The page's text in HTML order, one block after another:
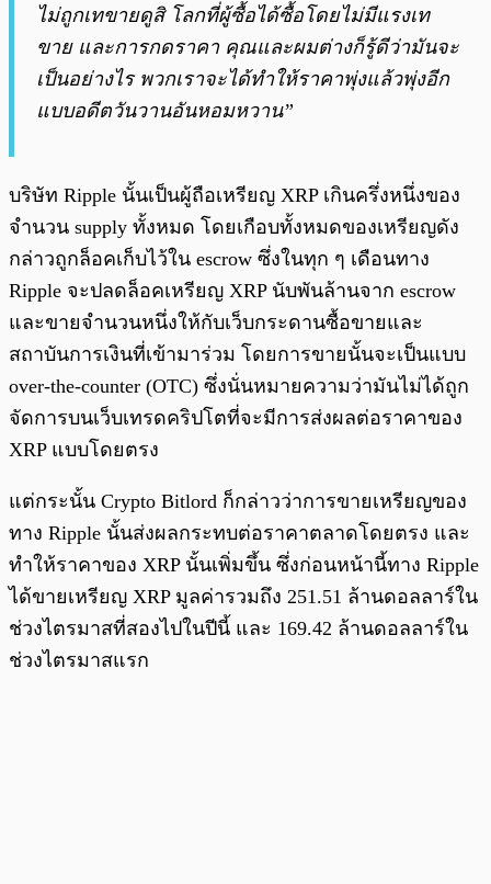
ไม่ถูกเทขายดูสิ โลกที่ผู้ซื้อได้ซื้อโดยไม่มีแรงเท
ขาย และการกดราคา คุณและผมต่างก็รู้ดีว่ามันจะ
เป็นอย่างไร พวกเราจะได้ทำให้ราคาพุ่งแล้วพุ่งอีก
แบบอดีตวันวานอันหอมหวาน”
บริษัท Ripple นั้นเป็นผู้ถือเหรียญ XRP เกินครึ่งหนึ่งของ
จำนวน supply ทั้งหมด โดยเกือบทั้งหมดของเหรียญดัง
กล่าวถูกล็อคเก็บไว้ใน escrow ซึ่งในทุก ๆ เดือนทาง
Ripple จะปลดล็อคเหรียญ XRP นับพันล้านจาก escrow
และขายจำนวนหนึ่งให้กับเว็บกระดานซื้อขายและ
สถาบันการเงินที่เข้ามาร่วม โดยการขายนั้นจะเป็นแบบ
over-the-counter (OTC) ซึ่งนั่นหมายความว่ามันไม่ได้ถูก
จัดการบนเว็บเทรดคริปโตที่จะมีการส่งผลต่อราคาของ
XRP แบบโดยตรง
แต่กระนั้น Crypto Bitlord ก็กล่าวว่าการขายเหรียญของ
ทาง Ripple นั้นส่งผลกระทบต่อราคาตลาดโดยตรง และ
ทำให้ราคาของ XRP นั้นเพิ่มขึ้น ซึ่งก่อนหน้านี้ทาง Ripple
ได้ขายเหรียญ XRP มูลค่ารวมถึง 251.51 ล้านดอลลาร์ใน
ช่วงไตรมาสที่สองไปในปีนี้ และ 169.42 ล้านดอลลาร์ใน
ช่วงไตรมาสแรก